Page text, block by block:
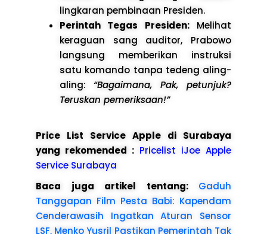
lingkaran pembinaan Presiden.
Perintah Tegas Presiden:Melihat
keraguan sang auditor, Prabowo
langsung memberikan instruksi
satu komando tanpa tedeng aling-
aling: “Bagaimana, Pak, petunjuk?
Teruskan pemeriksaan!”
Price List Service Apple di Surabaya
yang rekomended : Pricelist iJoe Apple
Service Surabaya
Baca juga artikel tentang: Gaduh
Tanggapan Film Pesta Babi: Kapendam
Cenderawasih Ingatkan Aturan Sensor
LSF, Menko Yusril Pastikan Pemerintah Tak